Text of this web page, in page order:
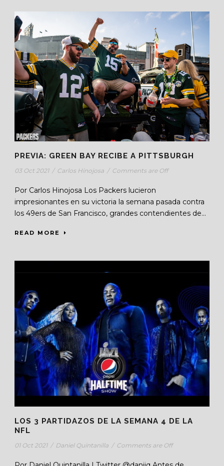
PREVIA: GREEN BAY RECIBE A PITTSBURGH
03 Oct 2021 / Carlos Hinojosa / Comments are Off
Por Carlos Hinojosa Los Packers lucieron
impresionantes en su victoria la semana pasada contra
los 49ers de San Francisco, grandes contendientes de...
READ MORE
LOS 3 PARTIDAZOS DE LA SEMANA 4 DE LA
NFL
01 Oct 2021 / Daniel Quintanilla / Comments are Off